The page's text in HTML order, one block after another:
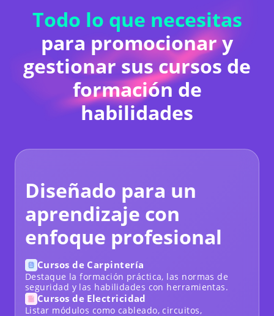
Todo lo que necesitas
para promocionar y
gestionar sus cursos de
formación de
habilidades
Diseñado para un
aprendizaje con
enfoque profesional
Cursos de Carpintería
Destaque la formación práctica, las normas de
seguridad y las habilidades con herramientas.
Cursos de Electricidad
Listar módulos como cableado, circuitos,